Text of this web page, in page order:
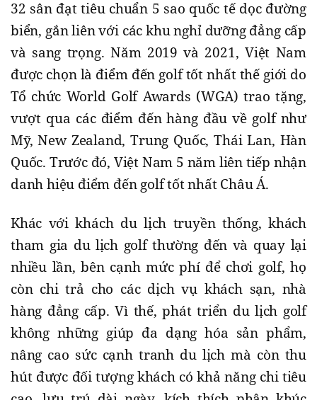
32 sân đạt tiêu chuẩn 5 sao quốc tế dọc đường
biển, gắn liên với các khu nghỉ dưỡng đẳng cấp
và sang trọng. Năm 2019 và 2021, Việt Nam
được chọn là điểm đến golf tốt nhất thế giới do
Tổ chức World Golf Awards (WGA) trao tặng,
vượt qua các điểm đến hàng đầu về golf như
Mỹ, New Zealand, Trung Quốc, Thái Lan, Hàn
Quốc. Trước đó, Việt Nam 5 năm liên tiếp nhận
danh hiệu điểm đến golf tốt nhất Châu Á.
Khác với khách du lịch truyền thống, khách
tham gia du lịch golf thường đến và quay lại
nhiều lần, bên cạnh mức phí để chơi golf, họ
còn chi trả cho các dịch vụ khách sạn, nhà
hàng đẳng cấp. Vì thế, phát triển du lịch golf
không những giúp đa dạng hóa sản phẩm,
nâng cao sức cạnh tranh du lịch mà còn thu
hút được đối tượng khách có khả năng chi tiêu